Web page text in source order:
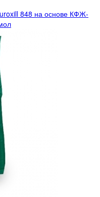
848 на основе КФЖ-